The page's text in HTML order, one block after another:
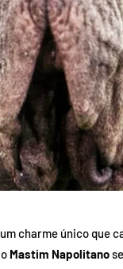
charme único que
Mastim Napolitano